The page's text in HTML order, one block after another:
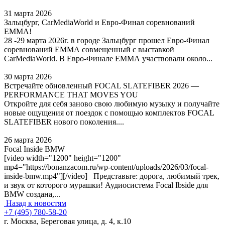
31 марта 2026
Зальцбург, CarMediaWorld и Евро-Финал соревнований
ЕММА!
28 -29 марта 2026г. в городе Зальцбург прошел Евро-Финал
соревнований ЕММА совмещенный с выставкой
CarMediaWorld. В Евро-Финале ЕММА участвовали около...
30 марта 2026
Встречайте обновленный FOCAL SLATEFIBER 2026 —
PERFORMANCE THAT MOVES YOU
Откройте для себя заново свою любимую музыку и получайте
новые ощущения от поездок с помощью комплектов FOCAL
SLATEFIBER нового поколения....
26 марта 2026
Focal Inside BMW
[video width="1200" height="1200"
mp4="https://bonanzacom.ru/wp-content/uploads/2026/03/focal-
inside-bmw.mp4"][/video] Представьте: дорога, любимый трек,
и звук от которого мурашки! Аудиосистема Focal Ibside для
BMW создана,...
Назад к новостям
+7 (495) 780-58-20
г. Москва, Береговая улица, д. 4, к.10